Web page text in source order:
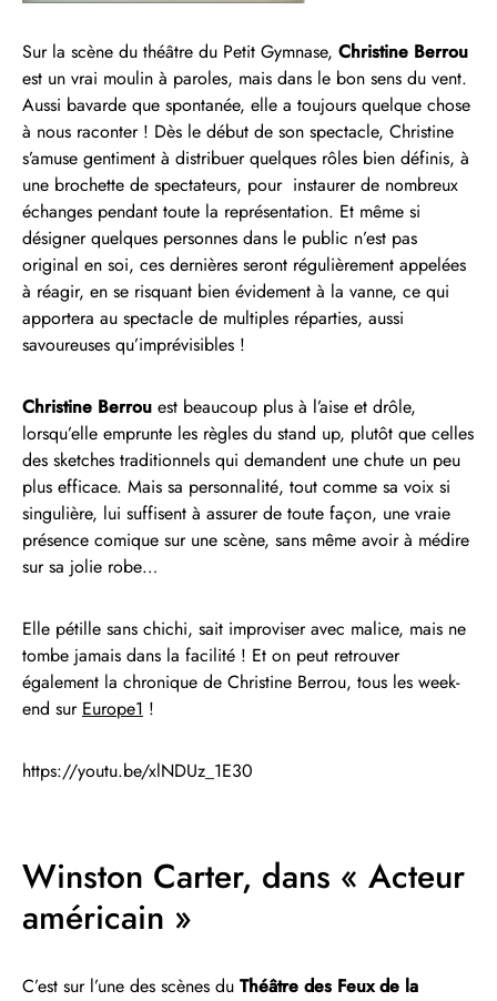
Sur la scène du théâtre du Petit Gymnase, Christine Berrou
est un vrai moulin à paroles, mais dans le bon sens du vent.
Aussi bavarde que spontanée, elle a toujours quelque chose
à nous raconter ! Dès le début de son spectacle, Christine
s’amuse gentiment à distribuer quelques rôles bien définis, à
une brochette de spectateurs, pour instaurer de nombreux
échanges pendant toute la représentation. Et même si
désigner quelques personnes dans le public n’est pas
original en soi, ces dernières seront régulièrement appelées
à réagir, en se risquant bien évidement à la vanne, ce qui
apportera au spectacle de multiples réparties, aussi
savoureuses qu’imprévisibles !
Christine Berrou est beaucoup plus à l’aise et drôle,
lorsqu’elle emprunte les règles du stand up, plutôt que celles
des sketches traditionnels qui demandent une chute un peu
plus efficace. Mais sa personnalité, tout comme sa voix si
singulière, lui suffisent à assurer de toute façon, une vraie
présence comique sur une scène, sans même avoir à médire
sur sa jolie robe…
Elle pétille sans chichi, sait improviser avec malice, mais ne
tombe jamais dans la facilité ! Et on peut retrouver
également la chronique de Christine Berrou, tous les week-
end sur Europe1 !
https://youtu.be/xlNDUz_1E30
Winston Carter, dans « Acteur
américain »
C’est sur l’une des scènes du Théâtre des Feux de la